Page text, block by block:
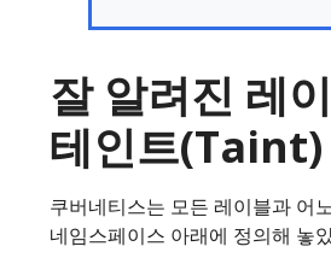
잘 알려진 레
테인트(Taint)
쿠버네티스는 모든 레이블과 어
네임스페이스 아래에 정의해 놓